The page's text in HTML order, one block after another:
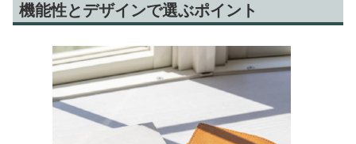
機能性とデザインで選ぶポイント